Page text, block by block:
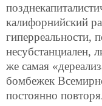
калифорнийский
гиперреальности,
несубстанциален,
же самая
бомбежек
постоянно